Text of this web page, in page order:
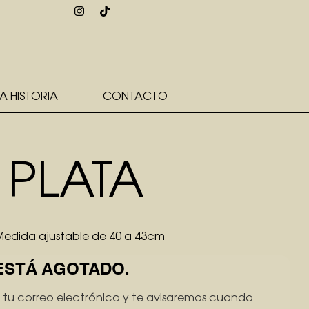
HISTORIA CONTACTO
ajustable de 40 a 43cm
AGOTADO.
tu correo electrónico y te avisaremos cuando